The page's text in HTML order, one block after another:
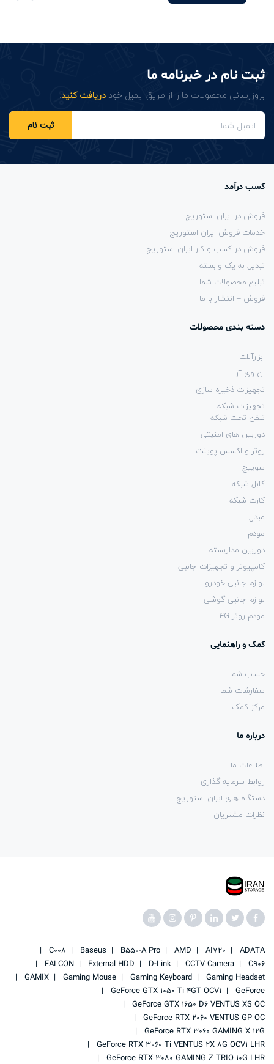
ثبت نام در خبرنامه ما
بروزرسانی محصولات ما را از طریق ایمیل خود دریافت کنید.
ثبت نام
کسب درآمد
فروش در ایران استوریج
خدمات فروش ایران استوریج
فروش در کسب و کار ایران استوریج
تبدیل به یک وابسته
تبلیغ محصولات شما
فروش – انتشار با ما
دسته بندی محصولات
ابزارآلات
ان وی آر
تجهیزات ذخیره سازی
تجهیزات شبکه
تلفن تحت شبکه
دوربین های امنیتی
روتر و اکسس پوینت
سوییچ
کابل شبکه
کارت شبکه
مبدل
مودم
دوربین مداربسته
کامپیوتر و تجهیزات جانبی
لوازم جانبی خودرو
لوازم جانبی گوشی
مودم روتر 4G
کمک و راهنمایی
حساب شما
سفارشات شما
مرکز کمک
درباره ما
اطلاعات ما
روابط سرمایه گذاری
دستگاه های ایران استوریج
نظرات مشتریان
ADATA
AI720
AMD
B550-A Pro
Baseus
C008
C906
CCTV Camera
D-Link
External HDD
FALCON
Gaming Headset
Gaming Keyboard
Gaming Mouse
GAMIX
GeForce
GeForce GTX 1050 Ti 4GT OCV1
GeForce GTX 1650 D6 VENTUS XS OC
GeForce RTX 2060 VENTUS GP OC
GeForce RTX 3060 GAMING X 12G
GeForce RTX 3060 Ti VENTUS 2X 8G OCV1 LHR
GeForce RTX 3080 GAMING Z TRIO 10G LHR